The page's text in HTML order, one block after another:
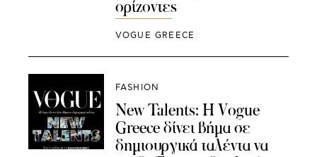
ορίζοντες
VOGUE GREECE
FASHION
New Talents: Η Vogue
Greece δίνει βήμα σε
δημιουργικά ταλέντα να